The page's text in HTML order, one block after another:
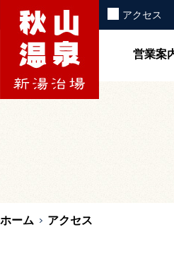
お知らせ アクセス
営業案
ホーム アクセス